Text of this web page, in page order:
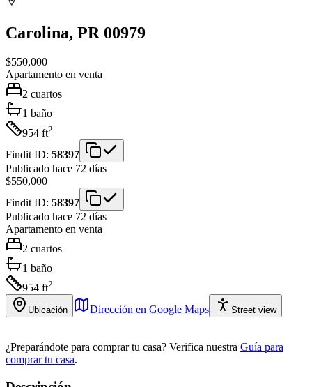
Carolina, PR 00979
$550,000
Apartamento en venta
2 cuartos
1 baño
954 ft2
Findit ID: 58397
Publicado hace 72 días
$550,000
Findit ID: 58397
Publicado hace 72 días
Apartamento en venta
2 cuartos
1 baño
954 ft2
Ubicación Dirección en Google Maps Street view
¿Preparándote para comprar tu casa? Verifica nuestra Guía para
comprar tu casa.